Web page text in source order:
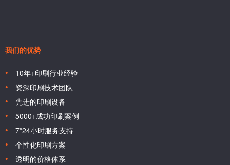
我们的优势
10年+印刷行业经验
资深印刷技术团队
先进的印刷设备
5000+成功印刷案例
7*24小时服务支持
个性化印刷方案
透明的价格体系